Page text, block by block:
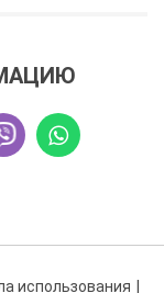
использования